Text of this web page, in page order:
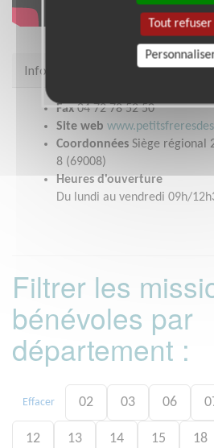
Infos pratiques
Fax04 72 78 52 50
Site web
Coordonnées Siège régional
8 (69008)
Heures d'ouverture
Du lundi au vendredi 09h/
Filtrer les
bénévoles par
département :
Effacer 02 03 06
12 13 14 15 18
Tout refuser